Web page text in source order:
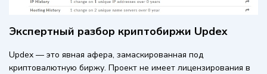
Экспертный разбор криптобиржи Updex
Updex — это явная афера, замаскированная под
криптовалютную биржу. Проект не имеет лицензирования в